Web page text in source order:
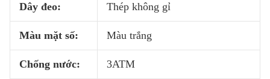
Dây đeo: Thép không gỉ
Màu mặt số: Màu trắng
Chống nước: 3ATM